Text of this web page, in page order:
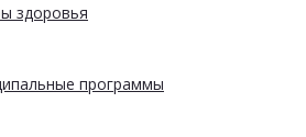
здоровья
программы